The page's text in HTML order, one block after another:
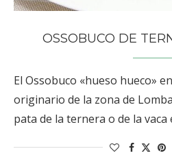
OSSOBUCO DE
El Ossobuco «hueso hueco»
originario de la zona de
pata de la ternera o de la